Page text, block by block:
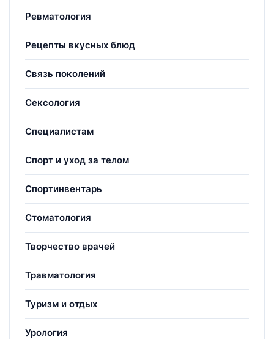
Ревматология
Рецепты вкусных блюд
Связь поколений
Сексология
Специалистам
Спорт и уход за телом
Спортинвентарь
Стоматология
Творчество врачей
Травматология
Туризм и отдых
Урология